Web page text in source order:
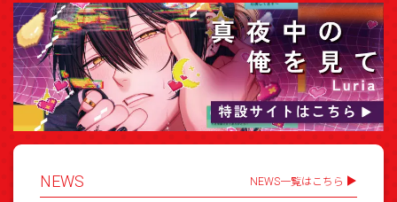
NEWS NEWS一覧はこちら